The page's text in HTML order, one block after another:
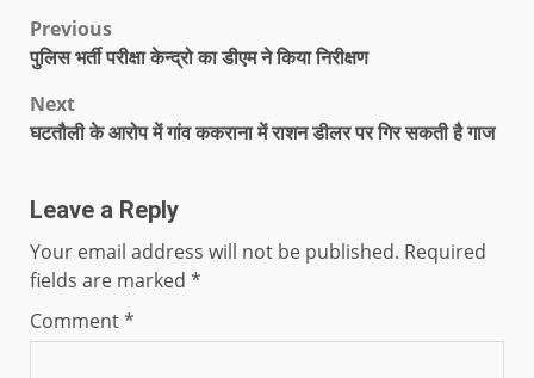
Previous
पुलिस भर्ती परीक्षा केन्द्रो का डीएम ने किया निरीक्षण
Next
घटतौली के आरोप में गांव ककराना में राशन डीलर पर गिर सकती है गाज
Leave a Reply
Your email address will not be published. Required
fields are marked *
Comment*